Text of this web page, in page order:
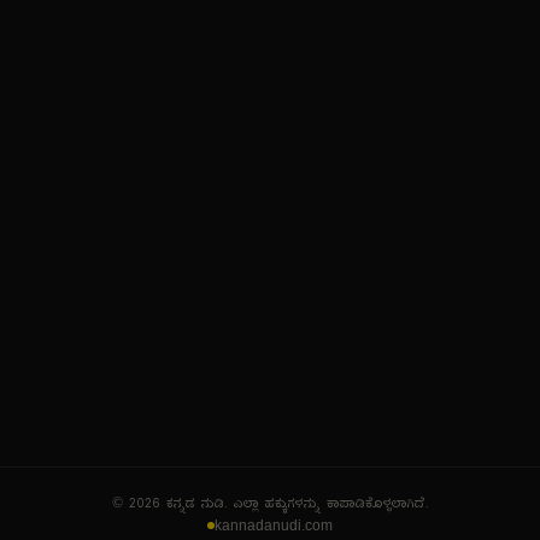
© 2026 ಕನ್ನಡ ನುಡಿ. ಎಲ್ಲಾ ಹಕ್ಕುಗಳನ್ನು ಕಾಪಾಡಿಕೊಳ್ಳಲಾಗಿದೆ.
kannadanudi.com